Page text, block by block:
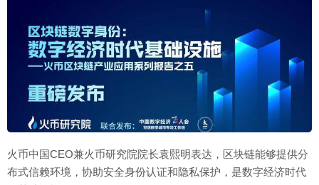
火币中国CEO兼火币研究院院长袁熙明表达，区块链能够提供分
布式信赖环境，协助安全身份认证和隐私保护，是数字经济时代